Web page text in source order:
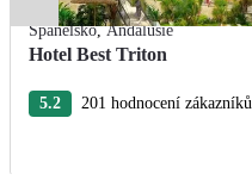
Španělsko,Andalusie
Hotel Best Triton
5.2
201 hodnocení zákazníků